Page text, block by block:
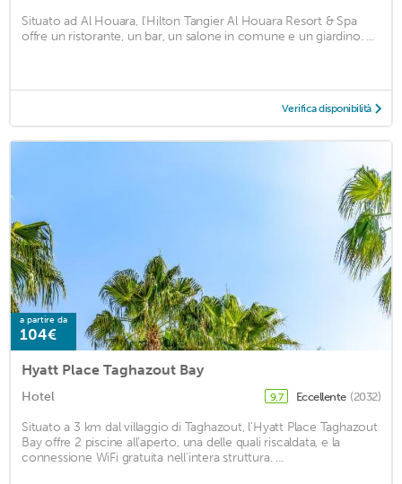
Situato ad Al Houara, l'Hilton Tangier Al Houara Resort & Spa
offre un ristorante, un bar, un salone in comune e un giardino. ...
Verifica disponibilità
a partire da
104€
Hyatt Place Taghazout Bay
Hotel 9,7 Eccellente (2032)
Situato a 3 km dal villaggio di Taghazout, l'Hyatt Place Taghazout
Bay offre 2 piscine all'aperto, una delle quali riscaldata, e la
connessione WiFi gratuita nell'intera struttura. ...